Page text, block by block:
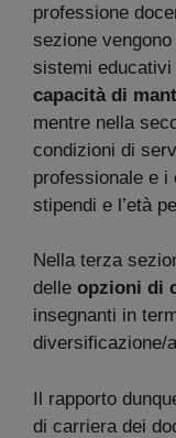
professione
sezione
sistemi
capacità di
mentre nella
condizioni di
professionale e i
stipendi e l’età
Nella terza
delle opzioni di
insegnanti in
diversificazione/
Il rapporto
di carriera dei